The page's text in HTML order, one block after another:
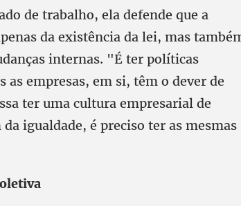
de trabalho, ela defende que a
da existência da lei, mas
internas. "É ter políticas
as empresas, em si, têm o dever de
ter uma cultura empresarial de
igualdade, é preciso ter as mesmas